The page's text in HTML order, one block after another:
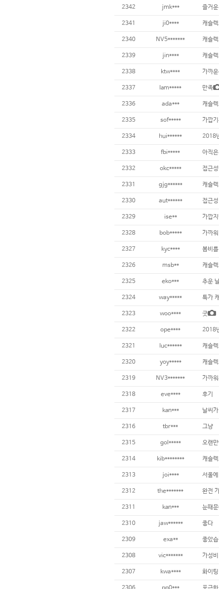
2342 jmk*** 즐거
2341 ji0**** 캐슬
2340 NV5******* 캐슬
2339 jin**** 캐슬
2338 ktw**** 가까
2337 lam***** 만족
2336 ada*** 캐슬
2335 sof***** 가깝
2334 hui****** 2018
2333 fbi***** 아직
2332 okc***** 접근
2331 gjg****** 캐슬
2330 aut****** 접근
2329 ise**
2328 bob***** 가까워
2327 kyc**** 봄비
2326 msb** 캐슬
2325 eko*** 추운
2324 way***** 특가
2323 woo**** 굿
2322 ope**** 2018
2321 luc****** 캐슬
2320 yoy***** 캐슬
2319 NV3******* 가까
2318 eve**** 후기
2317 kan***
2316 tbr*** 그냥
2315 gol***** 오랜
2314 kib******** 캐슬
2313 joi****
2312 the******* 완전
2311 kan*** 눈때
2310 jaw****** 좋다
2309 exa** 좋았
2308 vic******* 가성
2307 kwa**** 화이